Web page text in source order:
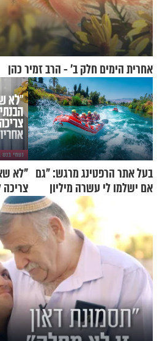
אחרית הימים חלק ב’ - הרב זמיר כהן
בעל אתר הרפטינג מרגש: "גם
אם ישלמו לי עשרה מיליון
שקלים - לא אפתח בשבת"
"לא
בנט